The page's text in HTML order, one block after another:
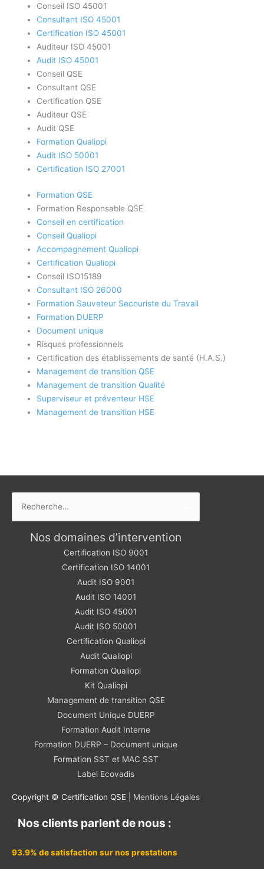
Conseil ISO 45001
Consultant ISO 45001
Certification ISO 45001
Auditeur ISO 45001
Audit ISO 45001
Conseil QSE
Consultant QSE
Certification QSE
Auditeur QSE
Audit QSE
Formation Qualiopi
Audit ISO 50001
Certification ISO 27001
Formation QSE
Formation Responsable QSE
Conseil en certification
Conseil Qualiopi
Accompagnement Qualiopi
Certification Qualiopi
Conseil ISO15189
Consultant ISO 26000
Formation Sauveteur Secouriste du Travail
Formation DUERP
Document unique
Risques professionnels
Certification des établissements de santé (H.A.S.)
Management de transition QSE
Management de transition Qualité
Superviseur et préventeur HSE
Management de transition HSE
Nos domaines d’intervention
Certification ISO 9001
Certification ISO 14001
Audit ISO 9001
Audit ISO 14001
Audit ISO 45001
Audit ISO 50001
Certification Qualiopi
Audit Qualiopi
Formation Qualiopi
Kit Qualiopi
Management de transition QSE
Document Unique DUERP
Formation Audit Interne
Formation DUERP – Document unique
Formation SST et MAC SST
Label Ecovadis
Copyright © Certification QSE | Mentions Légales
Nos clients parlent de nous :
93.9% de satisfaction sur nos prestations